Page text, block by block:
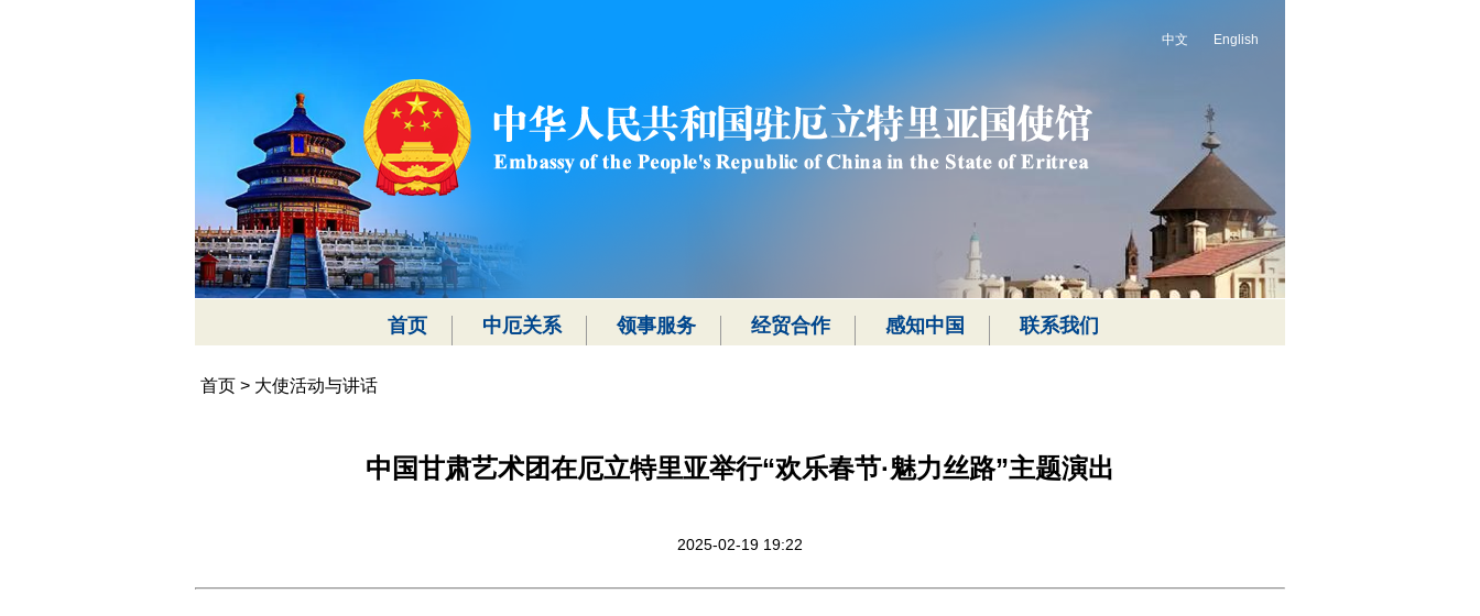
中文 English
首页 中厄关系 领事服务 经贸合作 感知中国 联系我们
首页 > 大使活动与讲话
中国甘肃艺术团在厄立特里亚举行“欢乐春节·魅力丝路”主题演出
2025-02-19 19:22